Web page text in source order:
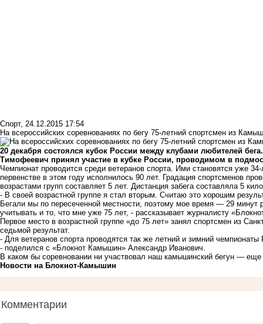
Спорт, 24.12.2015 17:54
На всероссийских соревнованиях по бегу 75-летний спортсмен из
20 декабря состоялся кубок России между клубами любителей
Тимофеевич принял участие в кубке России, проводимом в
Чемпионат проводится среди ветеранов спорта. Ими становятся уже
первенстве в этом году исполнилось 90 лет. Градация спортсменов
возрастами групп составляет 5 лет. Дистанция забега составляла 5
- В своей возрастной группе я стал вторым. Считаю это хорошим
Бегали мы по пересеченной местности, поэтому мое время — 29 минут
учитывать и то, что мне уже 75 лет, - рассказывает журналисту
Первое место в возрастной группе «до 75 лет» занял спортсмен из
седьмой результат.
- Для ветеранов спорта проводятся так же летний и зимний
- поделился с «Блокнот Камышин» Александр Иванович.
В каком бы соревновании ни участвовал наш камышинский бегун — еще
Новости на Блoкнoт-Камышин
Комментарии